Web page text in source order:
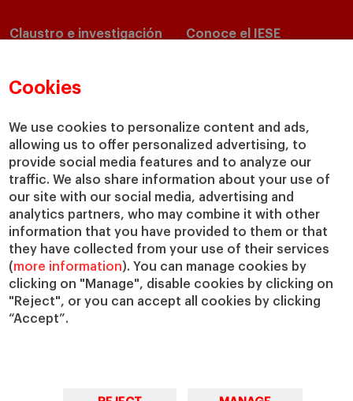
Cookies
We use cookies to personalize content and ads,
allowing us to offer personalized advertising, to
provide social media features and to analyze our
traffic. We also share information about your use of
our site with our social media, advertising and
analytics partners, who may combine it with other
information that you have provided to them or that
they have collected from your use of their services
(more information). You can manage cookies by
clicking on "Manage", disable cookies by clicking on
"Reject", or you can accept all cookies by clicking
“Accept”.
Claustro e investigación
Departamentos académicos
Cátedras
IESE Insight
IESE Publishing
Conoce el IESE
Nuestro impacto
Colabora con el IESE
Servicios
Biblioteca
Canal de Compliance
Capellanía
IESE Shop
Jobs @IESE
Préstamos y becas